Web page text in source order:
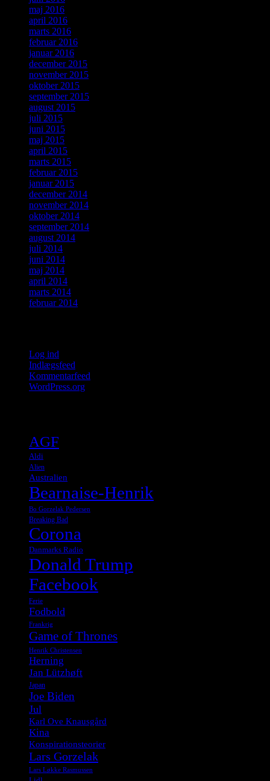
maj 2016
april 2016
marts 2016
februar 2016
januar 2016
december 2015
november 2015
oktober 2015
september 2015
august 2015
juli 2015
juni 2015
maj 2015
april 2015
marts 2015
februar 2015
januar 2015
december 2014
november 2014
oktober 2014
september 2014
august 2014
juli 2014
juni 2014
maj 2014
april 2014
marts 2014
februar 2014
Log ind
Indlægsfeed
Kommentarfeed
WordPress.org
AGF
Aldi
Alien
Australien
Bearnaise-Henrik
Bo Gorzelak Pedersen
Breaking Bad
Corona
Danmarks Radio
Donald Trump
Facebook
Ferie
Fodbold
Frankrig
Game of Thrones
Henrik Christensen
Herning
Jan Lützhøft
Japan
Joe Biden
Jul
Karl Ove Knausgård
Kina
Konspirationsteorier
Lars Gorzelak
Lars Løkke Rasmussen